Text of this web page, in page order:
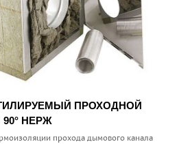
ПРОХОДНОЙ
90° НЕРЖ
прохода дымового канала